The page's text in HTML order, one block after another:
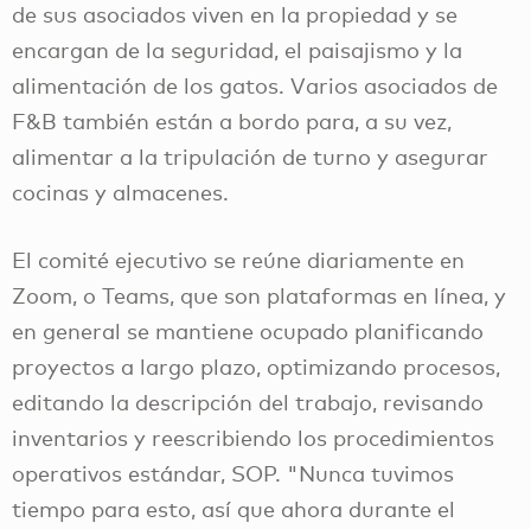
de sus asociados viven en la propiedad y se
encargan de la seguridad, el paisajismo y la
alimentación de los gatos. Varios asociados de
F&B también están a bordo para, a su vez,
alimentar a la tripulación de turno y asegurar
cocinas y almacenes.
El comité ejecutivo se reúne diariamente en
Zoom, o Teams, que son plataformas en línea, y
en general se mantiene ocupado planificando
proyectos a largo plazo, optimizando procesos,
editando la descripción del trabajo, revisando
inventarios y reescribiendo los procedimientos
operativos estándar, SOP. "Nunca tuvimos
tiempo para esto, así que ahora durante el